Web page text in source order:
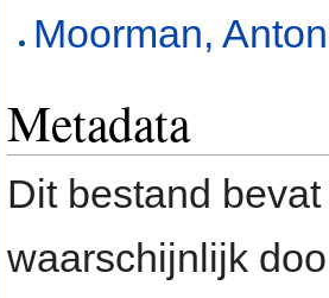
Moorman,
Metadata
Dit bestand
waarschijnlijk